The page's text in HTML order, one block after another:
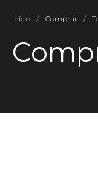
Início / Comprar /